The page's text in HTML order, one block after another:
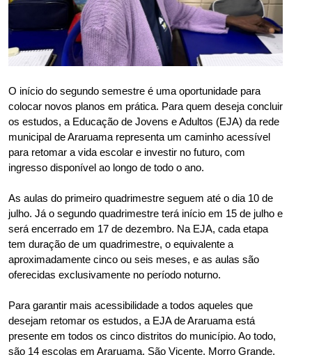
O início do segundo semestre é uma oportunidade para
colocar novos planos em prática. Para quem deseja concluir
os estudos, a Educação de Jovens e Adultos (EJA) da rede
municipal de Araruama representa um caminho acessível
para retomar a vida escolar e investir no futuro, com
ingresso disponível ao longo de todo o ano.
As aulas do primeiro quadrimestre seguem até o dia 10 de
julho. Já o segundo quadrimestre terá início em 15 de julho e
será encerrado em 17 de dezembro. Na EJA, cada etapa
tem duração de um quadrimestre, o equivalente a
aproximadamente cinco ou seis meses, e as aulas são
oferecidas exclusivamente no período noturno.
Para garantir mais acessibilidade a todos aqueles que
desejam retomar os estudos, a EJA de Araruama está
presente em todos os cinco distritos do município. Ao todo,
são 14 escolas em Araruama, São Vicente, Morro Grande,